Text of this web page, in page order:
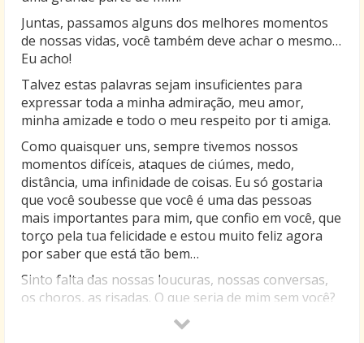
Juntas, passamos alguns dos melhores momentos
de nossas vidas, você também deve achar o mesmo…
Eu acho!
Talvez estas palavras sejam insuficientes para
expressar toda a minha admiração, meu amor,
minha amizade e todo o meu respeito por ti amiga.
Como quaisquer uns, sempre tivemos nossos
momentos difíceis, ataques de ciúmes, medo,
distância, uma infinidade de coisas. Eu só gostaria
que você soubesse que você é uma das pessoas
mais importantes para mim, que confio em você, que
torço pela tua felicidade e estou muito feliz agora
por saber que está tão bem…
Sinto falta das nossas loucuras, nossas conversas,
os choros, as risadas. O que seria de mim sem você?
Saiba, a distância não é nada se comparada a
grandeza de todas as coisas… Os verdadeiros